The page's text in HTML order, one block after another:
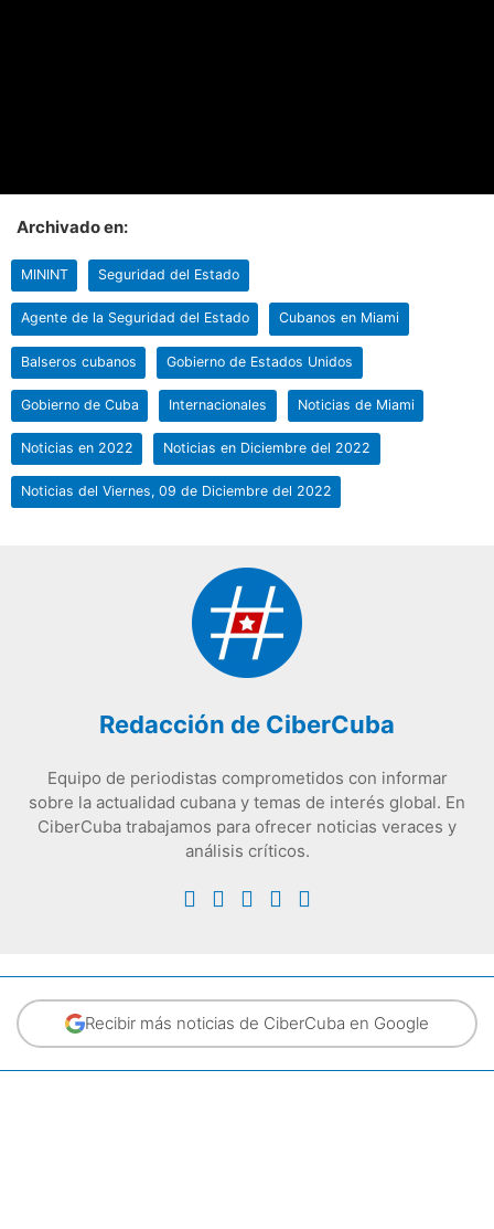
Archivado en:
MININT Seguridad del Estado
Agente de la Seguridad del Estado Cubanos en Miami
Balseros cubanos Gobierno de Estados Unidos
Gobierno de Cuba Internacionales Noticias de Miami
Noticias en 2022 Noticias en Diciembre del 2022
Noticias del Viernes, 09 de Diciembre del 2022
Redacción de CiberCuba
Equipo de periodistas comprometidos con informar
sobre la actualidad cubana y temas de interés global. En
CiberCuba trabajamos para ofrecer noticias veraces y
análisis críticos.
Recibir más noticias de CiberCuba en Google